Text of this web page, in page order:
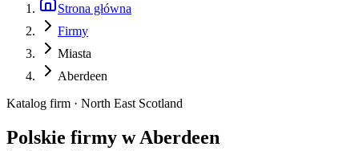
Strona główna
Firmy
Miasta
Aberdeen
Katalog firm · North East Scotland
Polskie firmy w Aberdeen